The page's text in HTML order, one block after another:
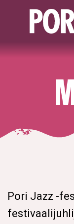
Pori Jazz -